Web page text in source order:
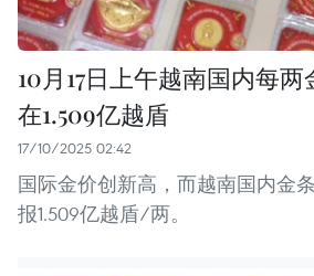
10月17日上午越南国内每
在1.509亿越盾
17/10/2025 02:42
国际金价创新高，而越南国内金
报1.509亿越盾/两。